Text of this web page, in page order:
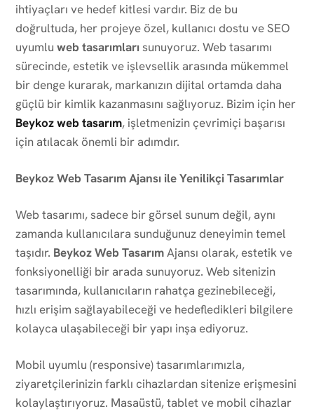
ihtiyaçları ve hedef kitlesi vardır. Biz de bu
doğrultuda, her projeye özel, kullanıcı dostu ve SEO
uyumlu web tasarımları sunuyoruz. Web tasarımı
sürecinde, estetik ve işlevsellik arasında mükemmel
bir denge kurarak, markanızın dijital ortamda daha
güçlü bir kimlik kazanmasını sağlıyoruz. Bizim için her
Beykoz web tasarım, işletmenizin çevrimiçi başarısı
için atılacak önemli bir adımdır.
Beykoz Web Tasarım Ajansı ile Yenilikçi Tasarımlar
Web tasarımı, sadece bir görsel sunum değil, aynı
zamanda kullanıcılara sunduğunuz deneyimin temel
taşıdır. Beykoz Web TasarımAjansı olarak, estetik ve
fonksiyonelliği bir arada sunuyoruz. Web sitenizin
tasarımında, kullanıcıların rahatça gezinebileceği,
hızlı erişim sağlayabileceği ve hedefledikleri bilgilere
kolayca ulaşabileceği bir yapı inşa ediyoruz.
Mobil uyumlu (responsive) tasarımlarımızla,
ziyaretçilerinizin farklı cihazlardan sitenize erişmesini
kolaylaştırıyoruz. Masaüstü, tablet ve mobil cihazlar